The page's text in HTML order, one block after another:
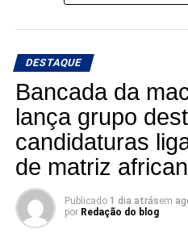
DESTAQUE
Bancada da
lança grupo
candidaturas
de matriz
Publicado 1 dia atrásem
por Redação do blog